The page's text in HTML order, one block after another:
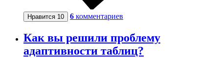
Нравится 10 6 комментариев
Как вы решили проблему
адаптивности таблиц?